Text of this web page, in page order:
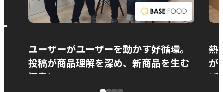
ユーザーがユーザーを動かす好循環。
投稿が商品理解を深め、新商品を生む
源泉に
熱
が
ぱ